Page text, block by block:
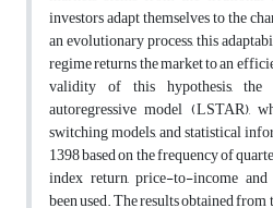
investors adapt themselves to the
an evolutionary process, this
regime returns the market to an
validity of this hypothesis, the
autoregressive model (LSTAR),
switching models, and statistical
1398 based on the frequency of
index return, price-to-income
been used. The results obtained